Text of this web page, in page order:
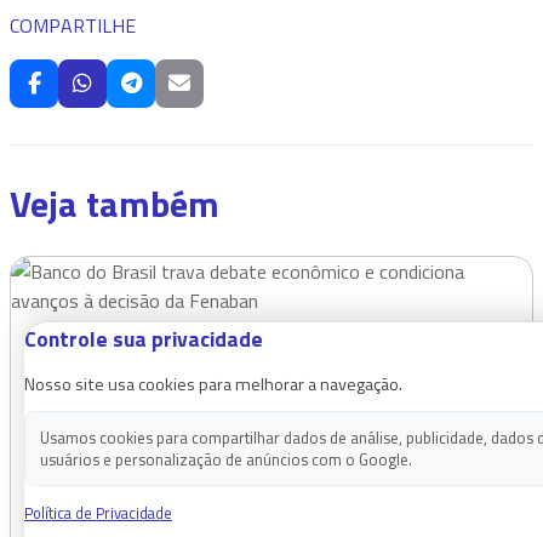
COMPARTILHE
Veja também
Banco do Brasil trava debate econômico e condiciona
avanços à decisão da Fenaban
CONTEC pressiona por aumento real, valorização dos auxílios,
Controle sua privacidade
Nosso site usa cookies para melhorar a navegação.
Usamos cookies para compartilhar dados de análise, publicidade, dados
usuários e personalização de anúncios com o Google.
Política de Privacidade